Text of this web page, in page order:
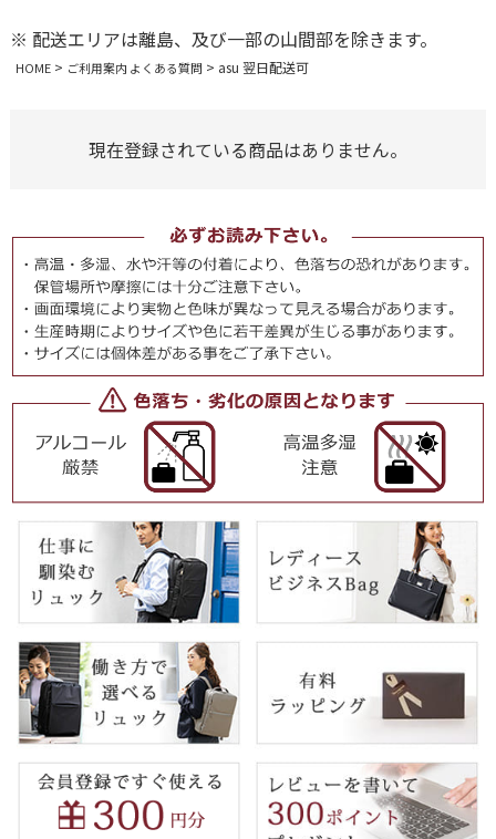
※ 配送エリアは離島、及び一部の山間部を除きます。
HOME ご利用案内 よくある質問 asu 翌日配送可
現在登録されている商品はありません。